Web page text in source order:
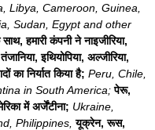
Libya, Cameroon, Guinea,
Sudan, Egypt and other
हमारी कंपनी ने नाइजीरिया,
इथियोपिया, अल्जीरिया,
का निर्यात किया है; Peru, Chile,
in South America; पेरू,
में अर्जेंटीना; Ukraine,
Philippines, यूक्रेन, रूस,